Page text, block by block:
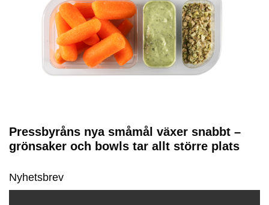
Pressbyråns nya småmål växer snabbt –
grönsaker och bowls tar allt större plats
Nyhetsbrev